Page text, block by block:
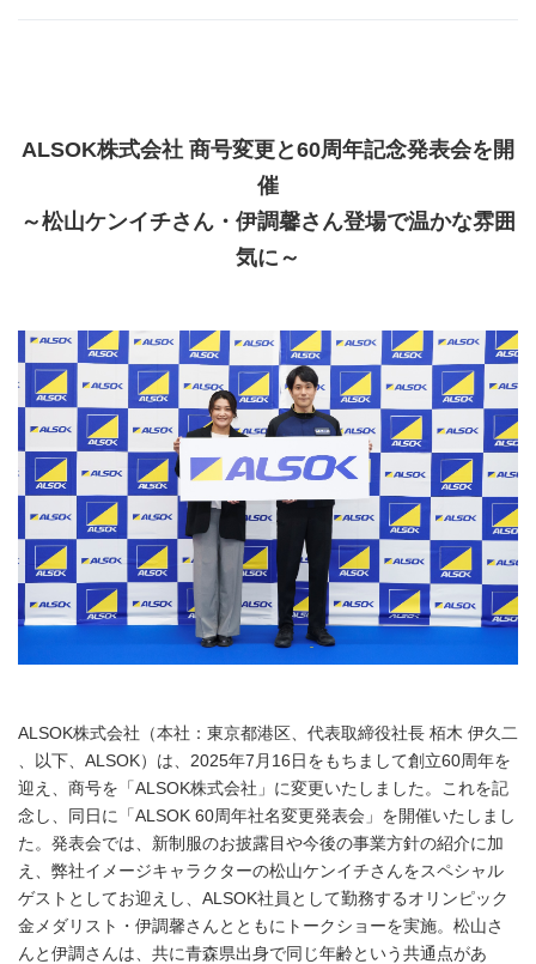
ALSOK株式会社 商号変更と60周年記念発表会を開
催
～松山ケンイチさん・伊調馨さん登場で温かな雰囲
気に～
ALSOK株式会社（本社：東京都港区、代表取締役社長 栢木 伊久二
、以下、ALSOK）は、2025年7月16日をもちまして創立60周年を
迎え、商号を「ALSOK株式会社」に変更いたしました。これを記
念し、同日に「ALSOK 60周年社名変更発表会」を開催いたしまし
た。発表会では、新制服のお披露目や今後の事業方針の紹介に加
え、弊社イメージキャラクターの松山ケンイチさんをスペシャル
ゲストとしてお迎えし、ALSOK社員として勤務するオリンピック
金メダリスト・伊調馨さんとともにトークショーを実施。松山さ
んと伊調さんは、共に青森県出身で同じ年齢という共通点があ